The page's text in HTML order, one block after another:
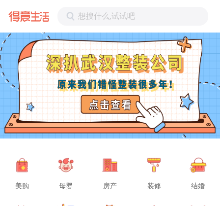
想搜什么,试试吧
美购 母婴 房产 装修 结婚